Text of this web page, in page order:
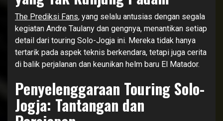
The Prediksi Fans, yang selalu antusias dengan segala
kegiatan Andre Taulany dan gengnya, menantikan setiap
detail dari touring Solo-Jogja ini. Mereka tidak hanya
tertarik pada aspek teknis berkendara, tetapi juga cerita
di balik perjalanan dan keunikan helm baru El Matador.
Penyelenggaraan Touring Solo-
Jogja: Tantangan dan